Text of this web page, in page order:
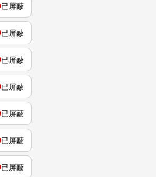
已屏蔽
已屏蔽
已屏蔽
已屏蔽
已屏蔽
已屏蔽
已屏蔽